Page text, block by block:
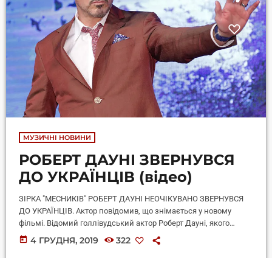
МУЗИЧНІ НОВИНИ
РОБЕРТ ДАУНІ ЗВЕРНУВСЯ
ДО УКРАЇНЦІВ (відео)
ЗІРКА "МЕСНИКІВ" РОБЕРТ ДАУНІ НЕОЧІКУВАНО ЗВЕРНУВСЯ
ДО УКРАЇНЦІВ. Актор повідомив, що знімається у новому
фільмі. Відомий голлівудський актор Роберт Дауні, якого
компанія Disney висунула на премію "Оскар" за роль у
"Месниках", неочікувано звернувся до українців. На
today 4 ГРУДНЯ, 2019 322